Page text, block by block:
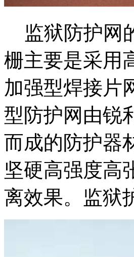
监狱防护网
栅主要是采用
加强型焊接片
型防护网由锐
而成的防护器
坚硬高强度高
离效果。监狱